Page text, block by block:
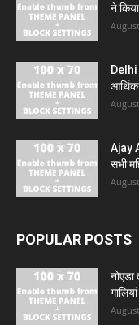
ने
Delhi
Ajay
सभी
POPULAR POSTS
नोएडा
गालियां